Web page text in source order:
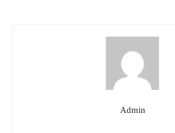
Admin